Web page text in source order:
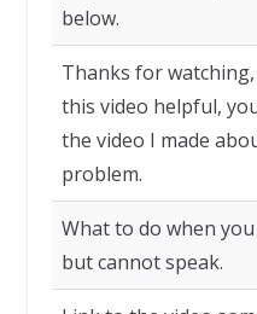
below.
Thanks for
this video helpful,
the video I made
problem.
What to do when
but cannot speak.